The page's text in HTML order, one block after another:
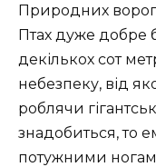
Природних
Птах дуже добре
декількох сот
небезпеку, від
роблячи
знадобиться, то
потужними